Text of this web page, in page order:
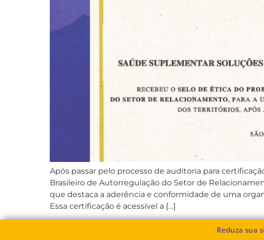
Após passar pelo processo de auditoria para
Brasileiro de Autorregulação do Setor de
que destaca a aderência e conformidade de uma
Essa certificação é acessível a […]
Reduza sua